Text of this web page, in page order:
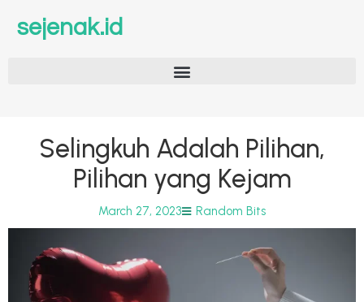
sejenak.id
Selingkuh Adalah Pilihan,
Pilihan yang Kejam
March 27, 2023 Random Bits